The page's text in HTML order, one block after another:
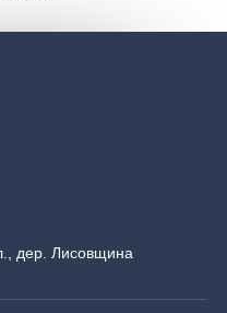
дер. Лисовщина